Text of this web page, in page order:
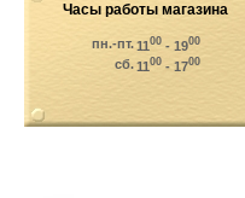
Часы работы магазина
пн.-пт.1100 - 1900
сб.1100 - 1700